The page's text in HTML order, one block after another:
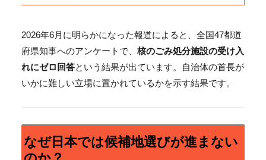
2026年6月に明らかになった報道によると、全国47都道
府県知事へのアンケートで、 核のごみ処分施設の受け入
れにゼロ回答という結果が出ています。自治体の首長が
いかに難しい立場に置かれているかを示す結果です。
なぜ日本では候補地選びが進まない